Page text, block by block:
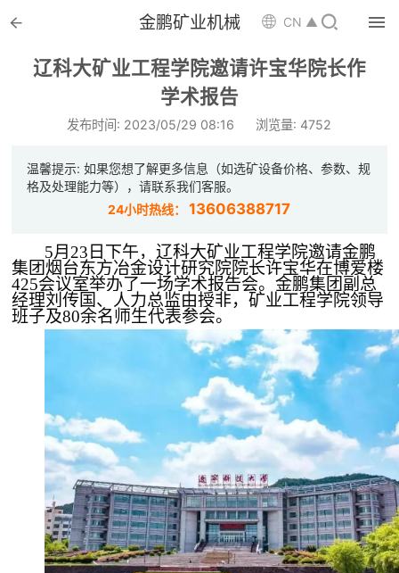
 金鹏矿业机械 CN ▲ 
辽科大矿业工程学院邀请许宝华院长作
学术报告
发布时间: 2023/05/29 08:16 浏览量: 4752
温馨提示: 如果您想了解更多信息（如选矿设备价格、参数、规
格及处理能力等），请联系我们客服。
24小时热线：13606388717
5月23日下午，辽科大矿业工程学院邀请金鹏
集团烟台东方冶金设计研究院院长许宝华在博爱楼
425会议室举办了一场学术报告会。金鹏集团副总
经理刘传国、人力总监由授非，矿业工程学院领导
班子及80余名师生代表参会。
 首页

 解决方案
 案例中心
 服务体系
 新闻中心
 矿山设计院
 选矿实验室
 关于金鹏
发展历程
企业文化